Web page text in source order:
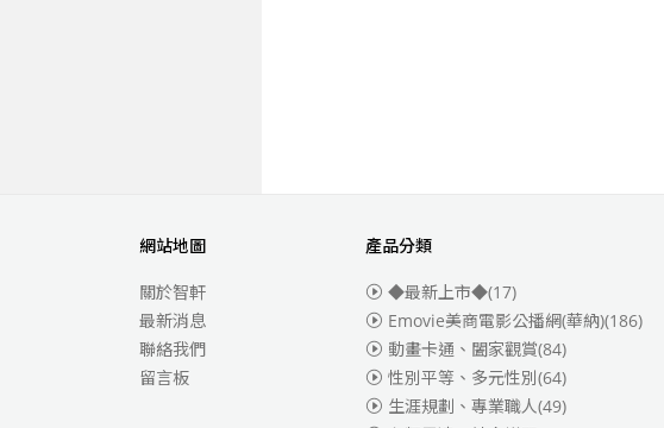
網站地圖
關於智軒
最新消息
聯絡我們
留言板
產品分類
◆最新上市◆(17)
Emovie美商電影公播網(華納)(186)
動畫卡通、闔家觀賞(84)
性別平等、多元性別(64)
生涯規劃、專業職人(49)